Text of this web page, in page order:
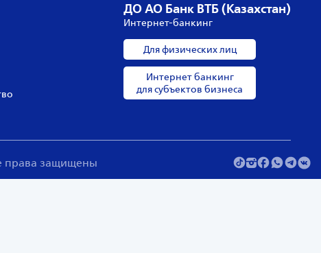
ДО АО Банк ВТБ (Казахстан)
Интернет-банкинг
Для физических лиц
Интернет банкинг
для субъектов бизнеса
права защищены